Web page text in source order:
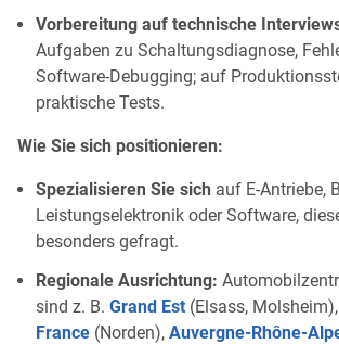
Vorbereitung auf technische
Aufgaben zu Schaltungsdiagnose,
Software-Debugging; auf
praktische Tests.
Wie Sie sich positionieren:
Spezialisieren Sie sich auf E-Antriebe,
Leistungselektronik oder Software,
besonders gefragt.
Regionale Ausrichtung:
sind z. B. Grand Est (Elsass, Molsheim),
France (Norden), Auvergne-Rhône-